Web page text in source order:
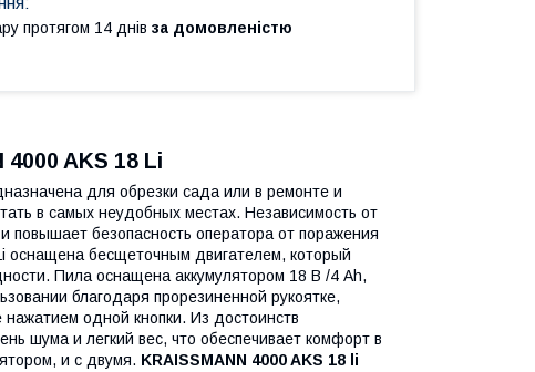
протягом 14 днів за домовленістю
AKS 18 Li
для обрезки сада или в ремонте и
в самых неудобных местах. Независимость от
повышает безопасность оператора от поражения
оснащена бесщеточным двигателем, который
Пила оснащена аккумулятором 18 В /4 Ah,
благодаря прорезиненной рукоятке,
одной кнопки. Из достоинств
шума и легкий вес, что обеспечивает комфорт в
, и с двумя. KRAISSMANN 4000 AKS 18 li